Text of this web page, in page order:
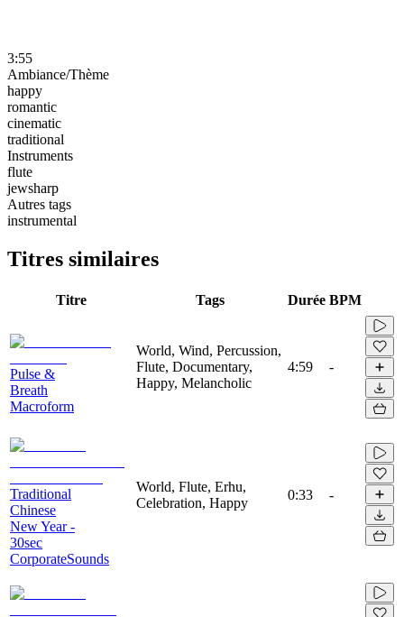
3:55
Ambiance/Thème
happy
romantic
cinematic
traditional
Instruments
flute
jewsharp
Autres tags
instrumental
Titres similaires
Titre Tags Durée BPM
Pulse &
Breath
Macroform
World, Wind, Percussion,
Flute, Documentary,
Happy, Melancholic
4:59 -
Traditional
Chinese
New Year -
30sec
CorporateSounds
World, Flute, Erhu,
Celebration, Happy
0:33 -